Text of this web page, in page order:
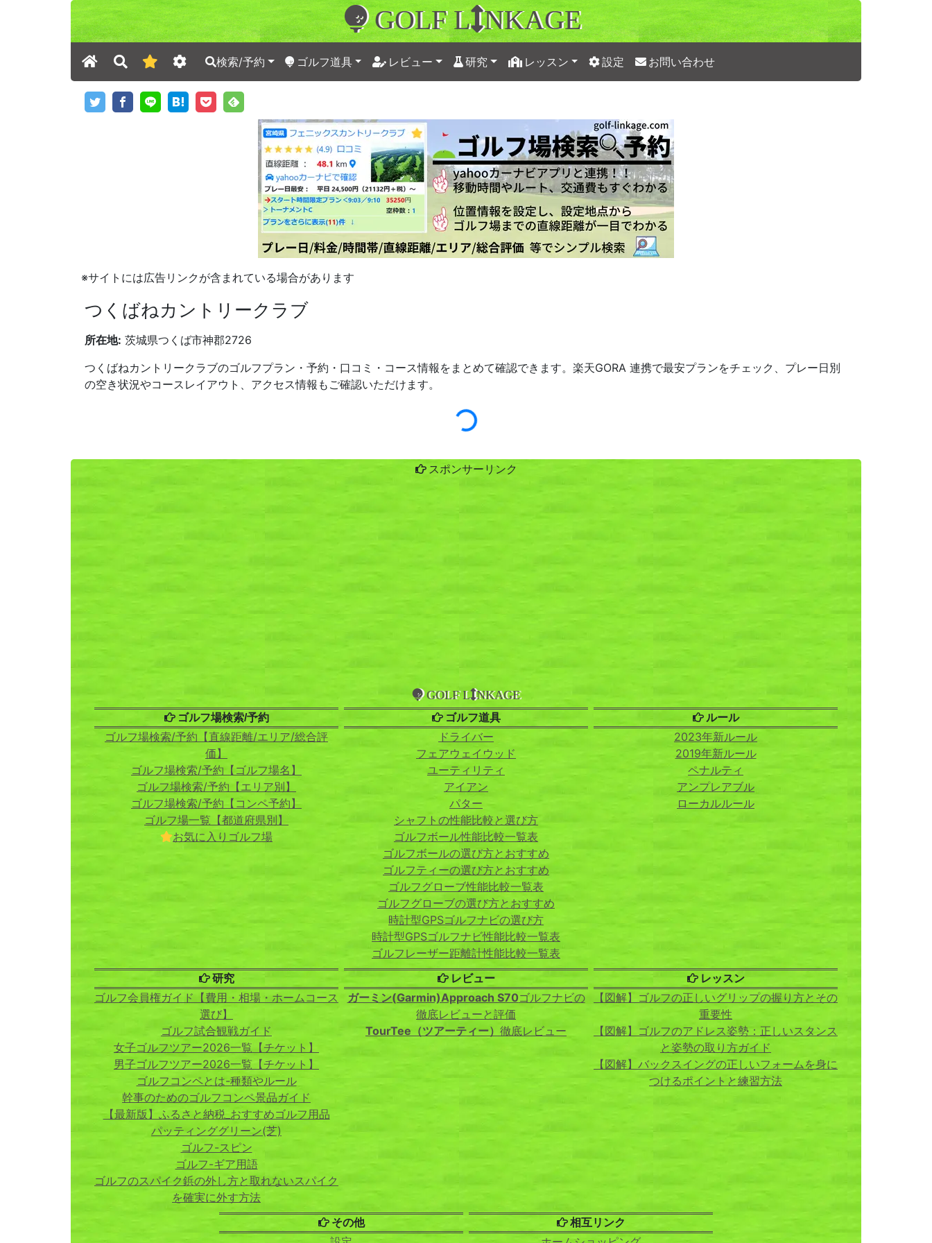
GOLF L NKAGE
検索/予約 ゴルフ道具 レビュー 研究 レッスン 設定 お問い合わせ
※サイトには広告リンクが含まれている場合があります
つくばねカントリークラブ
所在地: 茨城県つくば市神郡2726
つくばねカントリークラブのゴルフプラン・予約・口コミ・コース情報をまとめて確認できます。楽天GORA 連携で最安プランをチェック、プレー日別
の空き状況やコースレイアウト、アクセス情報もご確認いただけます。
スポンサーリンク
GOLF L NKAGE
ゴルフ場検索/予約
ゴルフ場検索/予約【直線距離/エリア/総合評
価】
ゴルフ場検索/予約【ゴルフ場名】
ゴルフ場検索/予約【エリア別】
ゴルフ場検索/予約【コンペ予約】
ゴルフ場一覧【都道府県別】
お気に入りゴルフ場
ゴルフ道具
ドライバー
フェアウェイウッド
ユーティリティ
アイアン
パター
シャフトの性能比較と選び方
ゴルフボール性能比較一覧表
ゴルフボールの選び方とおすすめ
ゴルフティーの選び方とおすすめ
ゴルフグローブ性能比較一覧表
ゴルフグローブの選び方とおすすめ
時計型GPSゴルフナビの選び方
時計型GPSゴルフナビ性能比較一覧表
ゴルフレーザー距離計性能比較一覧表
ルール
2023年新ルール
2019年新ルール
ペナルティ
アンプレアブル
ローカルルール
研究
ゴルフ会員権ガイド【費用・相場・ホームコース
選び】
ゴルフ試合観戦ガイド
女子ゴルフツアー2026一覧【チケット】
男子ゴルフツアー2026一覧【チケット】
ゴルフコンペとは-種類やルール
幹事のためのゴルフコンペ景品ガイド
【最新版】ふるさと納税_おすすめゴルフ用品
パッティンググリーン(芝)
ゴルフ-スピン
ゴルフ-ギア用語
ゴルフのスパイク鋲の外し方と取れないスパイク
を確実に外す方法
レビュー
ガーミン(Garmin)Approach S70ゴルフナビの
徹底レビューと評価
TourTee（ツアーティー） 徹底レビュー
レッスン
【図解】ゴルフの正しいグリップの握り方とその
重要性
【図解】ゴルフのアドレス姿勢：正しいスタンス
と姿勢の取り方ガイド
【図解】バックスイングの正しいフォームを身に
つけるポイントと練習方法
その他 相互リンク